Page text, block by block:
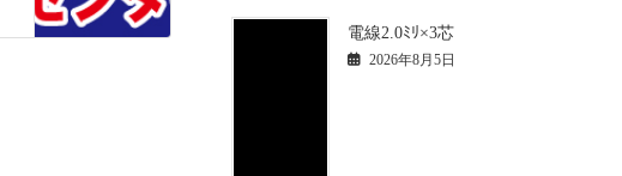
電線2.0ﾐﾘ×3芯
2026年8月5日